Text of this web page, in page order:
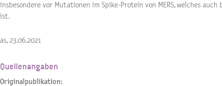
insbesondere vor Mutationen im Spike-Protein von MERS, welches auch
ist.
as, 23.06.2021
Quellenangaben
Originalpublikation: